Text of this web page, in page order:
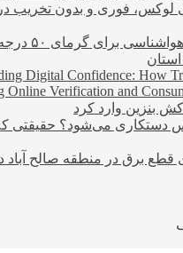
لوکس، فوری و بدون تخریب
هشدار قرمز
Digital Confidence: How
Online Verification and
بنزین وارد کرد
دستکاری می‌شود؟ حقیقتی
قطع برق در منطقه صالح